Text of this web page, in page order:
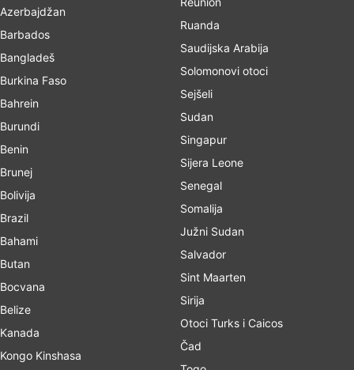
Azerbajdžan
Barbados
Bangladeš
Burkina Faso
Bahrein
Burundi
Benin
Brunej
Bolivija
Brazil
Bahami
Butan
Bocvana
Belize
Kanada
Kongo Kinshasa
Ruanda
Saudijska Arabija
Solomonovi otoci
Sejšeli
Sudan
Singapur
Sijera Leone
Senegal
Somalija
Južni Sudan
Salvador
Sint Maarten
Sirija
Otoci Turks i Caicos
Čad